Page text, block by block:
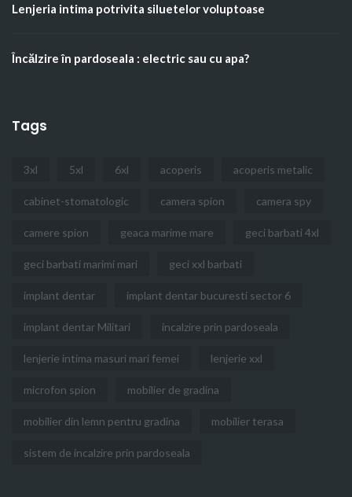
Lenjeria intima potrivita siluetelor voluptoase
Încălzire în pardoseala : electric sau cu apa?
Tags
3xl 5xl 6xl acoperis acoperis metalic
cabinet-stomatologic camera spion camera spy
camere spion geaca marime mare geci barbati 4xl
geci barbati marimi mari geci xxl barbati
implant dentar implant dentar bucuresti sector 6
implant dentar Militari incalzire prin pardoseala
lenjerie intima masuri mari femei lenjerie xxl
microfon spion mobilier de gradina
mobilier din lemn pentru gradina mobilier terasa
sistem de incalzire prin pardoseala